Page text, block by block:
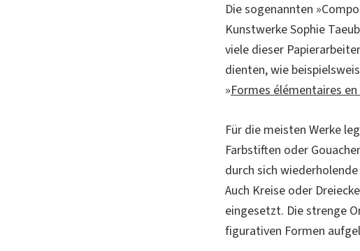
Die sogenannten
Kunstwerke Sophie
viele dieser
dienten, wie
»Formes élémentaires
Für die meisten Werke
Farbstiften oder
durch sich
Auch Kreise oder
eingesetzt. Die strenge
figurativen Formen